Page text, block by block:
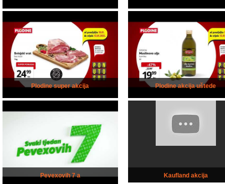
Plodine super akcija Plodine akcija uštede
Pevexovih 7 a Kaufland akcija